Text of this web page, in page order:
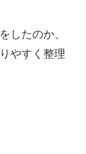
したのか、
やすく整理